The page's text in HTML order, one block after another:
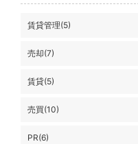
賃貸管理(5)
売却(7)
賃貸(5)
売買(10)
PR(6)